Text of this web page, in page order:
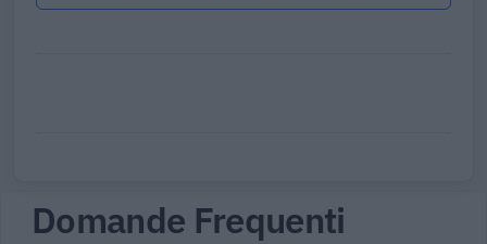
Domande Frequenti